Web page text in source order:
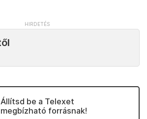
Állítsd be a Telexet
megbízható forrásnak!